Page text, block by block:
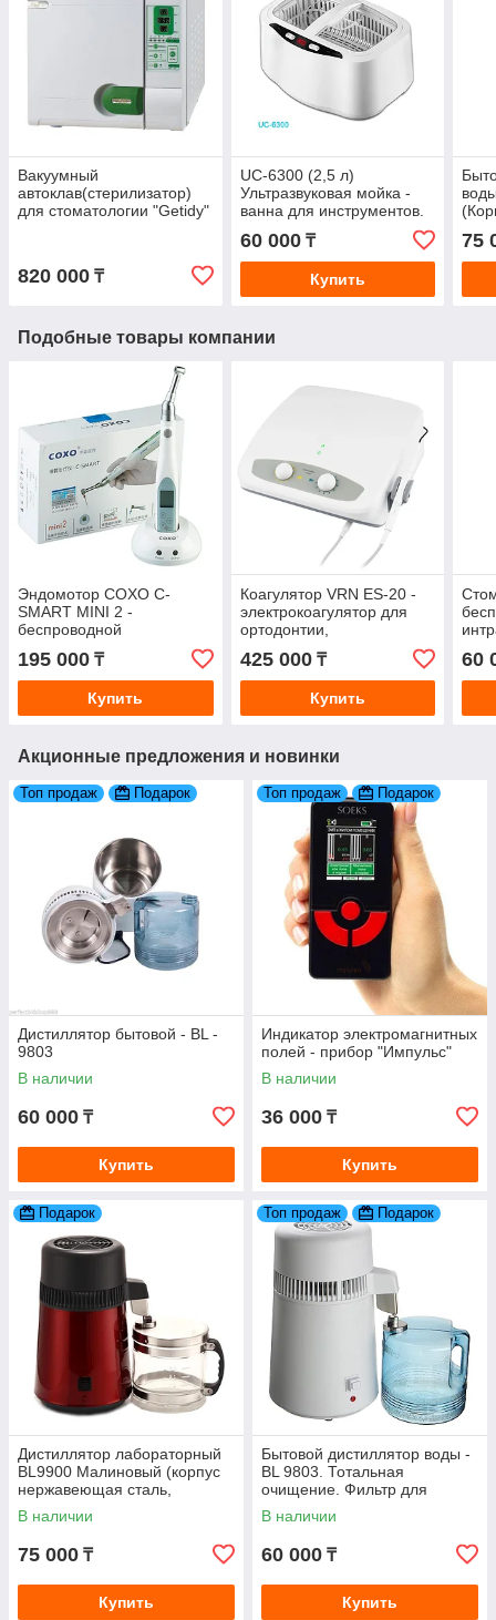
Вакуумный
автоклав(стерилизатор)
для стоматологии "Getidy"
820 000 ₸
UC-6300 (2,5 л)
Ультразвуковая мойка -
ванна для инструментов.
60 000₸
Купить
75
Подобные товары компании
Эндомотор COXO C-
SMART MINI 2 -
беспроводной
эндодонтический аппарат
| COXO (Китай)
195 000 ₸
Купить
Коагулятор VRN ES-20 -
электрокоагулятор для
ортодонтии,
хирургии полости рта
(Китай)
425 000₸
Купить
фай
60
Акционные предложения и новинки
Топ продаж Подарок
Дистиллятор бытовой - BL -
9803
В наличии
60 000 ₸
Купить
Топ продаж Подарок
Индикатор электромагнитных
полей - прибор "Импульс"
В наличии
36 000 ₸
Купить
Подарок
Дистиллятор лабораторный
BL9900 Малиновый (корпус
нержавеющая сталь,
стеклянная ёмкость)
В наличии
75 000 ₸
Купить
Топ продаж Подарок
Бытовой дистиллятор воды -
BL 9803. Тотальная
очищение. Фильтр для
очистки воды
В наличии
60 000 ₸
Купить